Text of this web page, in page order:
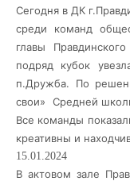
Сегодня в ДК
среди команд
главы
подряд кубок
п.Дружба. По
свои» Средней
Все команды
креативны и
15.01.2024
В актовом зале